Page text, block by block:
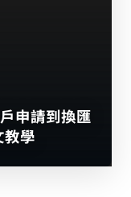
申請到換匯
學